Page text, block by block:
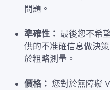
問題。
準確性： 最後您不希
供的不准確信息做決
於粗略測量。
價格： 您對於無障礙